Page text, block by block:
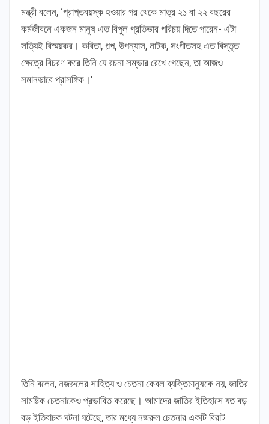
মন্ত্রী বলেন, ‘প্রাপ্তবয়স্ক হওয়ার পর থেকে মাত্র ২১ বা ২২ বছরের
কর্মজীবনে একজন মানুষ এত বিপুল প্রতিভার পরিচয় দিতে পারেন- এটা
সত্যিই বিস্ময়কর। কবিতা, গল্প, উপন্যাস, নাটক, সংগীতসহ এত বিস্তৃত
ক্ষেত্রে বিচরণ করে তিনি যে রচনা সম্ভার রেখে গেছেন, তা আজও
সমানভাবে প্রাসঙ্গিক।’
তিনি বলেন, নজরুলের সাহিত্য ও চেতনা কেবল ব্যক্তিমানুষকে নয়, জাতির
সামষ্টিক চেতনাকেও প্রভাবিত করেছে। আমাদের জাতির ইতিহাসে যত বড়
বড় ইতিবাচক ঘটনা ঘটেছে, তার মধ্যে নজরুল চেতনার একটি বিরাট